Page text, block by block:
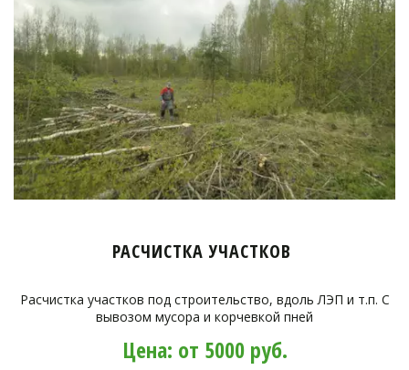
РАСЧИСТКА УЧАСТКОВ
Расчистка участков под строительство, вдоль ЛЭП и т.п. С
вывозом мусора и корчевкой пней
Цена: от 5000 руб.